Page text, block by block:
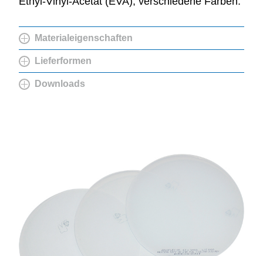
Materialeigenschaften
Lieferformen
Downloads